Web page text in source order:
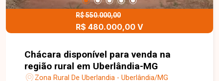
R$ 550.000,00
R$ 480.000,00 V
Chácara disponível para venda na
região rural em Uberlândia-MG
Zona Rural De Uberlandia - Uberlândia/MG